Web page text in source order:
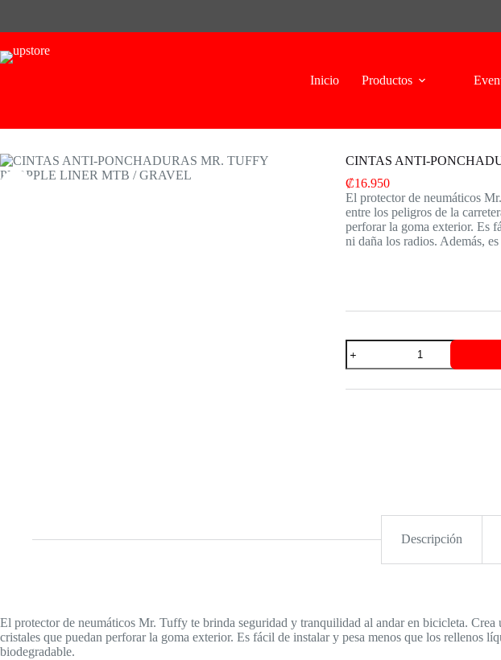
content
Inicio Productos
CINTAS ANTI-
₡16.950
El protector de neumáticos
entre los peligros de la
perforar la goma exterior. Es
ni daña los radios. Además,
CINTAS
ANTI-
PONCHADURAS
MR.
Descripción
El protector de neumáticos Mr. Tuffy te brinda seguridad y tranquilidad al andar en bicicleta.
cristales que puedan perforar la goma exterior. Es fácil de instalar y pesa menos que los
biodegradable.